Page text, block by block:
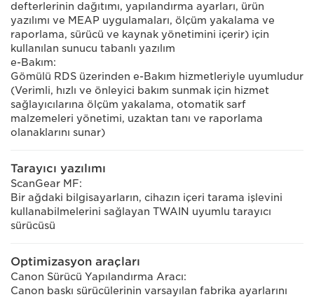
defterlerinin dağıtımı, yapılandırma ayarları, ürün
yazılımı ve MEAP uygulamaları, ölçüm yakalama ve
raporlama, sürücü ve kaynak yönetimini içerir) için
kullanılan sunucu tabanlı yazılım
e-Bakım:
Gömülü RDS üzerinden e-Bakım hizmetleriyle uyumludur
(Verimli, hızlı ve önleyici bakım sunmak için hizmet
sağlayıcılarına ölçüm yakalama, otomatik sarf
malzemeleri yönetimi, uzaktan tanı ve raporlama
olanaklarını sunar)
Tarayıcı yazılımı
ScanGear MF:
Bir ağdaki bilgisayarların, cihazın içeri tarama işlevini
kullanabilmelerini sağlayan TWAIN uyumlu tarayıcı
sürücüsü
Optimizasyon araçları
Canon Sürücü Yapılandırma Aracı:
Canon baskı sürücülerinin varsayılan fabrika ayarlarını